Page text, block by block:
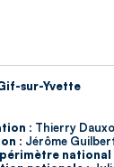
sur-Yvette
: Thierry
: Jérôme
national